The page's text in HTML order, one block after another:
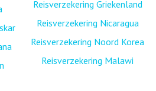
Reisverzekering Griekenland
Reisverzekering Nicaragua
Reisverzekering Noord Korea
Reisverzekering Malawi